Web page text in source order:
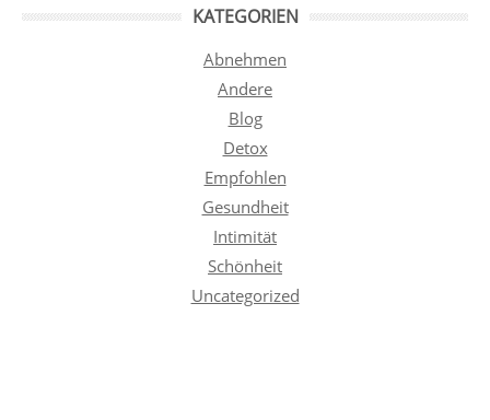
KATEGORIEN
Abnehmen
Andere
Blog
Detox
Empfohlen
Gesundheit
Intimität
Schönheit
Uncategorized